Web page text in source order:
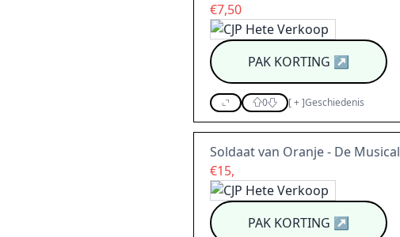
€7,50
PAK KORTING ↗
0 [+]Geschiedenis
Soldaat van Oranje - De Musical
€15,
PAK KORTING ↗